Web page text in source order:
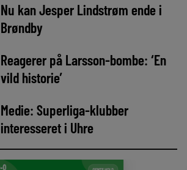
Nu kan Jesper Lindstrøm ende i
Brøndby
Reagerer på Larsson-bombe: ‘En
vild historie’
Medie: Superliga-klubber
interesseret i Uhre